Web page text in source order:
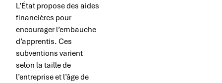
L’État propose des aides
financières pour
encourager l’embauche
d’apprentis. Ces
subventions varient
selon la taille de
l’entreprise et l’âge de